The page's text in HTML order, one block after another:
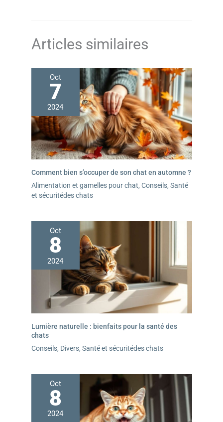
Articles similaires
Oct
7
2024
Comment bien s’occuper de son chat en automne ?
Alimentation et gamelles pour chat, Conseils, Santé
et sécuritédes chats
Oct
8
2024
Lumière naturelle : bienfaits pour la santé des
chats
Conseils, Divers, Santé et sécuritédes chats
Oct
8
2024